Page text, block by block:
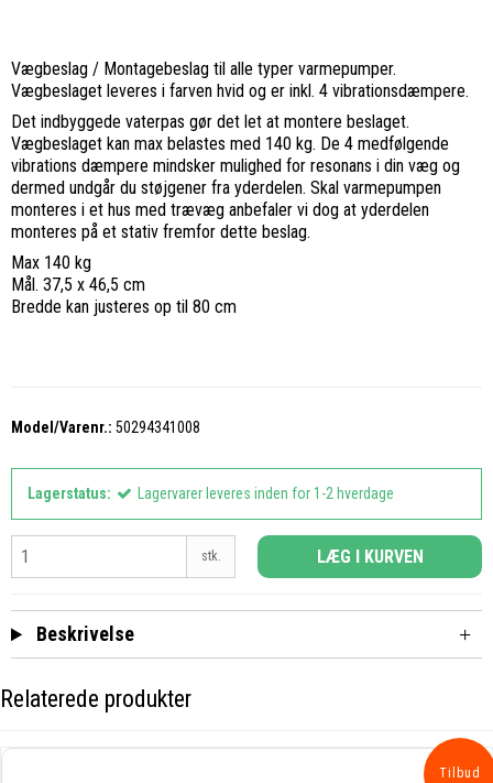
Vægbeslag / Montagebeslag til alle typer varmepumper.
Vægbeslaget leveres i farven hvid og er inkl. 4 vibrationsdæmpere.
Det indbyggede vaterpas gør det let at montere beslaget.
Vægbeslaget kan max belastes med 140 kg. De 4 medfølgende
vibrations dæmpere mindsker mulighed for resonans i din væg og
dermed undgår du støjgener fra yderdelen. Skal varmepumpen
monteres i et hus med trævæg anbefaler vi dog at yderdelen
monteres på et stativ fremfor dette beslag.
Max 140 kg
Mål. 37,5 x 46,5 cm
Bredde kan justeres op til 80 cm
Model/Varenr.: 50294341008
Lagerstatus: Lagervarer leveres inden for 1-2 hverdage
stk. LÆG I KURVEN
Beskrivelse
Relaterede produkter
Tilbud